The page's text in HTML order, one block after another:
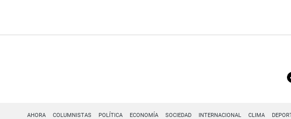
AHORA COLUMNISTAS POLÍTICA ECONOMÍA SOCIEDAD INTERNACIONAL CLIMA